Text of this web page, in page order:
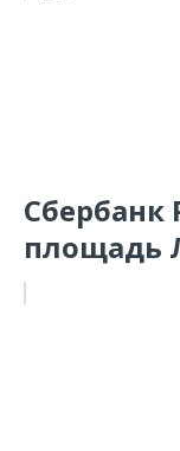
Сбербанк
площадь